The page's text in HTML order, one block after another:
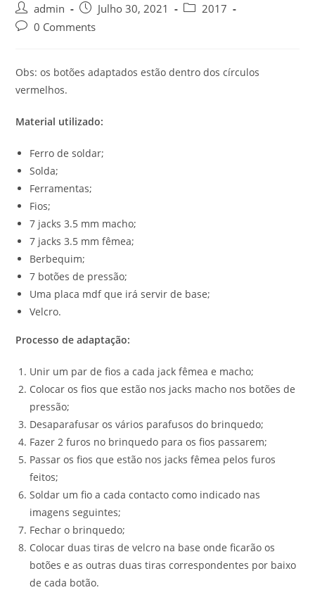
Post
author:
admin
Post
published:
Julho 30, 2021
Post2017
Post0 Comments
Obs: os botões adaptados estão dentro dos círculos
vermelhos.
Material utilizado:
Ferro de soldar;
Solda;
Ferramentas;
Fios;
7 jacks 3.5 mm macho;
7 jacks 3.5 mm fêmea;
Berbequim;
7 botões de pressão;
Uma placa mdf que irá servir de base;
Velcro.
Processo de adaptação:
Unir um par de fios a cada jack fêmea e macho;
Colocar os fios que estão nos jacks macho nos botões de
pressão;
Desaparafusar os vários parafusos do brinquedo;
Fazer 2 furos no brinquedo para os fios passarem;
Passar os fios que estão nos jacks fêmea pelos furos
feitos;
Soldar um fio a cada contacto como indicado nas
imagens seguintes;
Fechar o brinquedo;
Colocar duas tiras de velcro na base onde ficarão os
botões e as outras duas tiras correspondentes por baixo
de cada botão.